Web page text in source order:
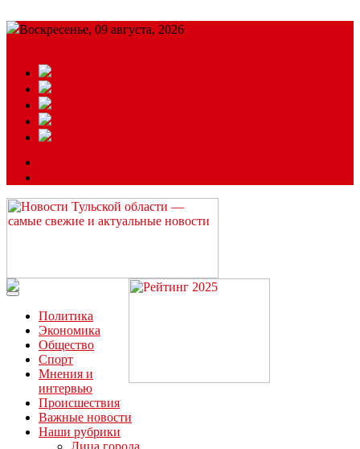
Воскресенье, 09 августа, 2026
Читайте последние новости дня в Тульской области на сайте
“ЗаНовомосковск”
Политика
Экономика
Общество
Спорт
Мнения и
интервью
Происшествия
Важные новости
Наши рубрики
Лица города